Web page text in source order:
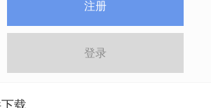
注册
登录
载